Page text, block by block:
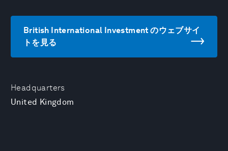
Headquarters
United Kingdom
British International Investment のウェブサイ
トを見る